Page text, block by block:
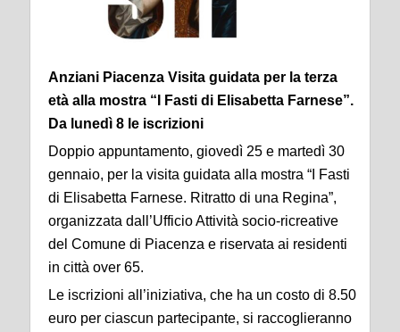
Anziani Piacenza Visita guidata per la terza
età alla mostra “I Fasti di Elisabetta Farnese”.
Da lunedì 8 le iscrizioni
Doppio appuntamento, giovedì 25 e martedì 30
gennaio, per la visita guidata alla mostra “I Fasti
di Elisabetta Farnese. Ritratto di una Regina”,
organizzata dall’Ufficio Attività socio-ricreative
del Comune di Piacenza e riservata ai residenti
in città over 65.
Le iscrizioni all’iniziativa, che ha un costo di 8.50
euro per ciascun partecipante, si raccoglieranno